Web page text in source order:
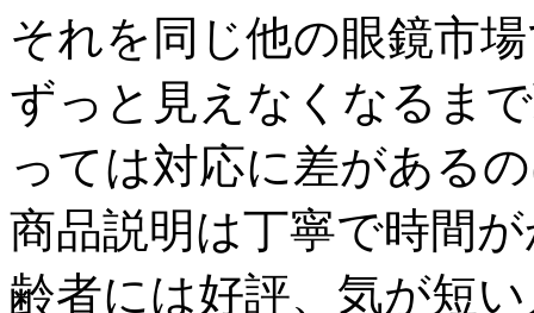
それを同じ他の眼鏡市
ずっと見えなくなるま
っては対応に差がある
商品説明は丁寧で時間
齢者には好評、気が短